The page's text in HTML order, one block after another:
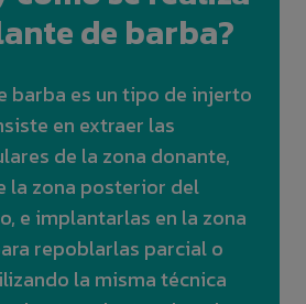
de barba?
barba es un tipo de injerto
en extraer las
de la zona donante,
la zona posterior del
e implantarlas en la zona
repoblarlas parcial o
la misma técnica